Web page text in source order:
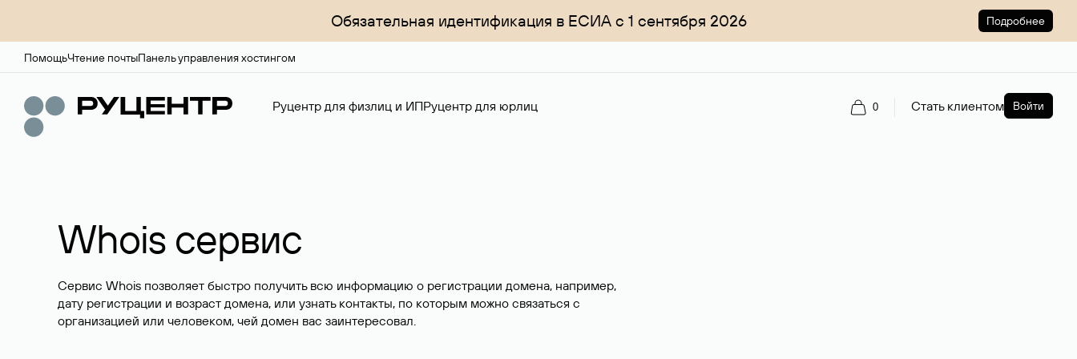
Обязательная идентификация в ЕСИА с 1 сентября 2026 Подробнее
ПомощьЧтение почтыПанель управления хостингом
Руцентр для физлиц и ИПРуцентр для юрлиц 0 Стать клиентом Войти
Whois сервис
Сервис Whois позволяет быстро получить всю информацию о регистрации домена, например,
дату регистрации и возраст домена, или узнать контакты, по которым можно связаться с
организацией или человеком, чей домен вас заинтересовал.